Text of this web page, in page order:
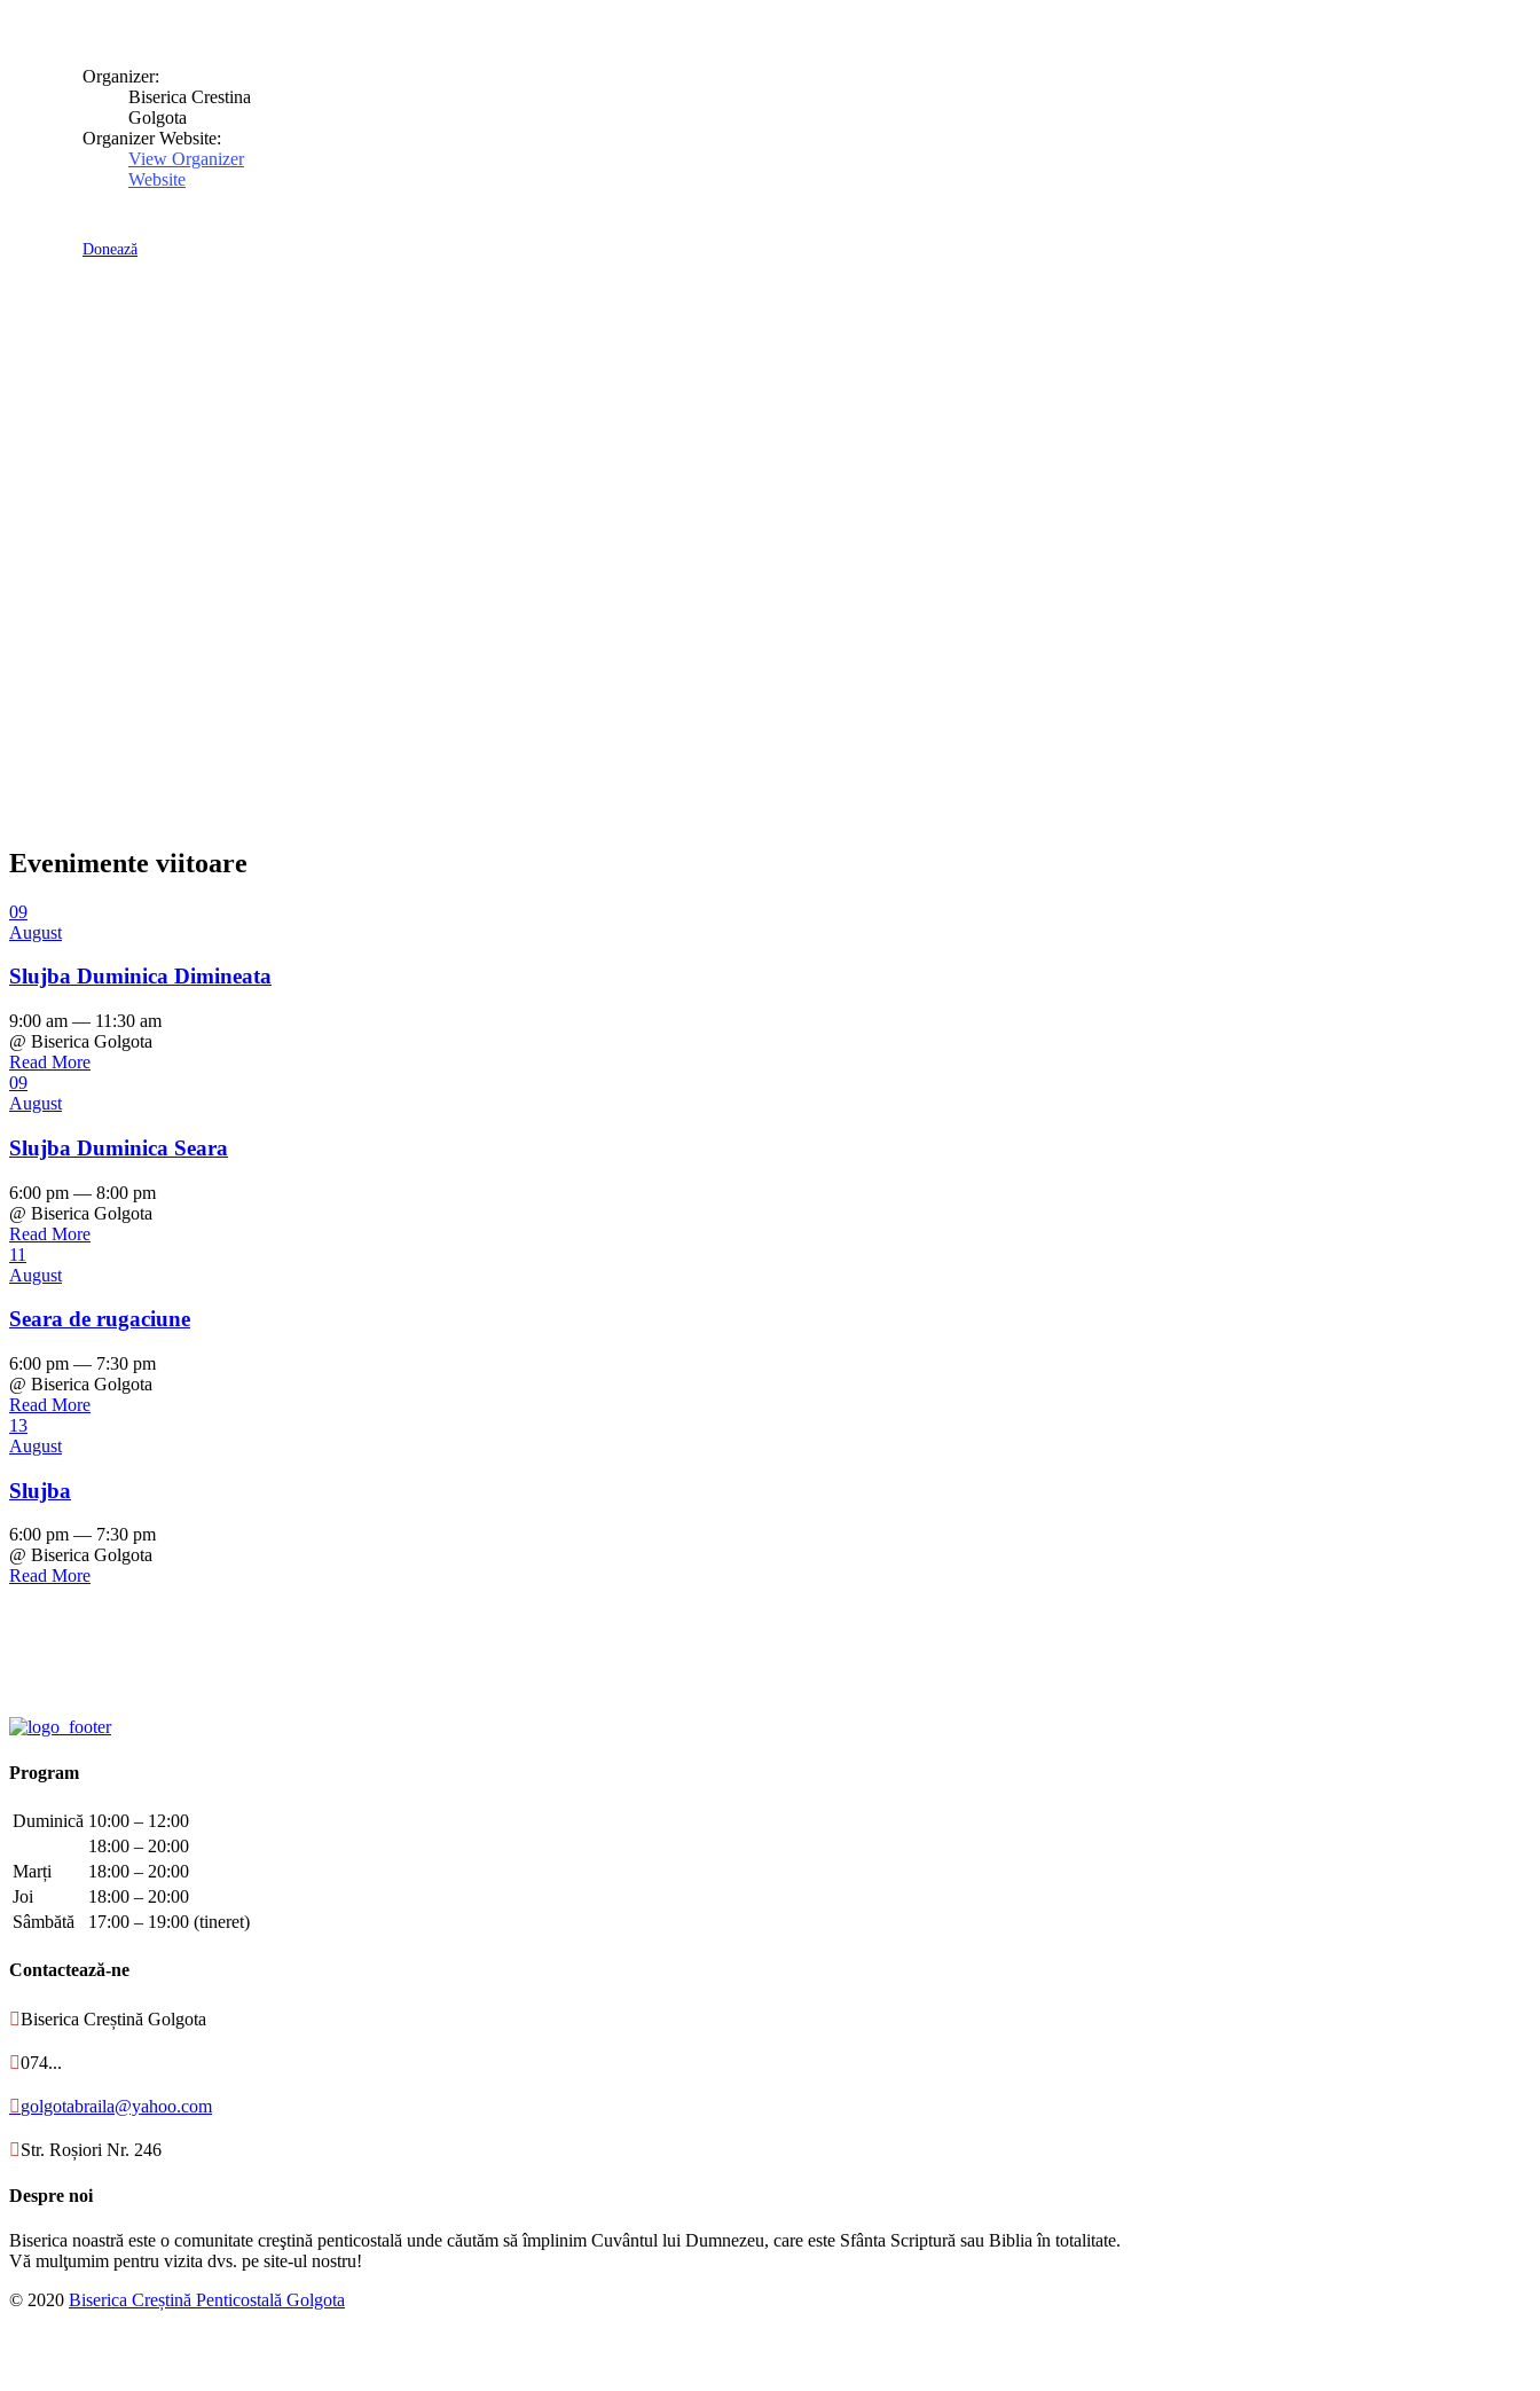
Organizer:
Biserica Crestina
Golgota
Organizer Website:
View Organizer
Website
Donează
Evenimente viitoare
09
August
Slujba Duminica Dimineata
9:00 am — 11:30 am
@ Biserica Golgota
Read More
09
August
Slujba Duminica Seara
6:00 pm — 8:00 pm
@ Biserica Golgota
Read More
11
August
Seara de rugaciune
6:00 pm — 7:30 pm
@ Biserica Golgota
Read More
13
August
Slujba
6:00 pm — 7:30 pm
@ Biserica Golgota
Read More
Program
Duminică 10:00 – 12:00
18:00 – 20:00
Marți
18:00 – 20:00
Joi
18:00 – 20:00
Sâmbătă
17:00 – 19:00 (tineret)
Contactează-ne
Biserica Creștină Golgota
074...
golgotabraila@yahoo.com
Str. Roșiori Nr. 246
Despre noi
Biserica noastră este o comunitate creştină penticostală unde căutăm să împlinim Cuvântul lui Dumnezeu, care este Sfânta Scriptură sau Biblia în totalitate.
Vă mulţumim pentru vizita dvs. pe site-ul nostru!
© 2020 Biserica Creștină Penticostală Golgota